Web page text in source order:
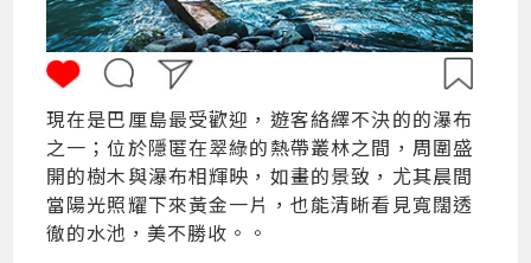
現在是巴厘島最受歡迎，遊客絡繹不決的的瀑布
之一；位於隱匿在翠綠的熱帶叢林之間，周圍盛
開的樹木與瀑布相輝映，如畫的景致，尤其晨間
當陽光照耀下來黃金一片，也能清晰看見寬闊透
徹的水池，美不勝收。。